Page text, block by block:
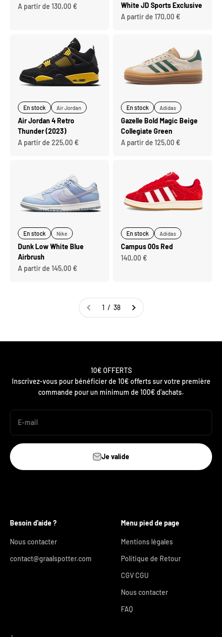
Prix de vente
A partir de 130,00 €
White JD Sports Exclusive
Prix de vente
A partir de 170,00 €
En stock Air Jordan
Air Jordan 4 Retro
Thunder (2023)
Prix de vente
A partir de 225,00 €
En stock Adidas
Gazelle Bold Magic Beige
Collegiate Green
Prix de vente
A partir de 125,00 €
En stock Nike
Dunk Low White Blue
Airbrush
Prix de vente
A partir de 145,00 €
En stock Adidas
Campus 00s Red
Prix de vente
140,00 €
1 / 38
10€ OFFERTS
Inscrivez-vous pour bénéficier de 10€ offerts sur votre première
commande pour un minimum de 100€ d'achats.
E-mail
Je valide
Besoin d'aide ?
Nous contacter
contact@graalspotter.com
Menu pied de page
Mentions légales
Politique de Retour
CGV CGU
Nous contacter
FAQ